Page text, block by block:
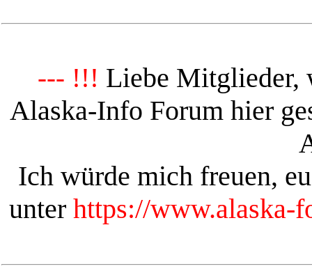
--- !!! Liebe Mitglieder,
Alaska-Info Forum hier
Ich würde mich freuen,
unter https://www.alaska-